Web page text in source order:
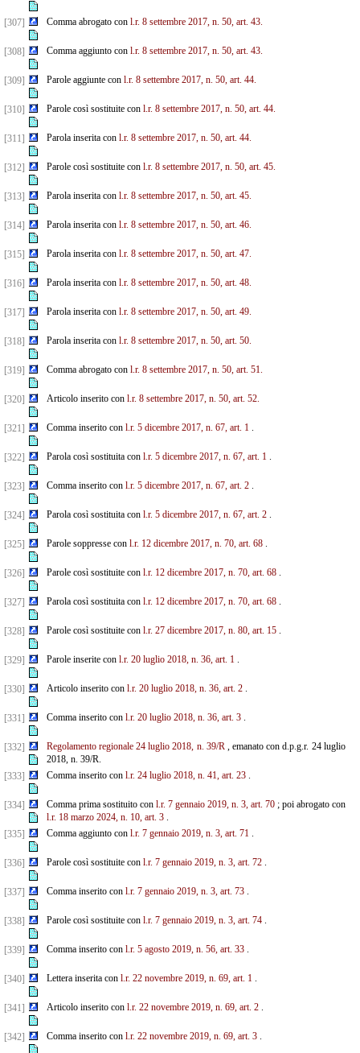
[307] Comma abrogato con l.r. 8 settembre 2017, n. 50, art. 43.
[308] Comma aggiunto con l.r. 8 settembre 2017, n. 50, art. 43.
[309] Parole aggiunte con l.r. 8 settembre 2017, n. 50, art. 44.
[310] Parole così sostituite con l.r. 8 settembre 2017, n. 50, art. 44.
[311] Parola inserita con l.r. 8 settembre 2017, n. 50, art. 44.
[312] Parole così sostituite con l.r. 8 settembre 2017, n. 50, art. 45.
[313] Parola inserita con l.r. 8 settembre 2017, n. 50, art. 45.
[314] Parola inserita con l.r. 8 settembre 2017, n. 50, art. 46.
[315] Parola inserita con l.r. 8 settembre 2017, n. 50, art. 47.
[316] Parola inserita con l.r. 8 settembre 2017, n. 50, art. 48.
[317] Parola inserita con l.r. 8 settembre 2017, n. 50, art. 49.
[318] Parola inserita con l.r. 8 settembre 2017, n. 50, art. 50.
[319] Comma abrogato con l.r. 8 settembre 2017, n. 50, art. 51.
[320] Articolo inserito con l.r. 8 settembre 2017, n. 50, art. 52.
[321] Comma inserito con l.r. 5 dicembre 2017, n. 67, art. 1.
[322] Parola così sostituita con l.r. 5 dicembre 2017, n. 67, art. 1.
[323] Comma inserito con l.r. 5 dicembre 2017, n. 67, art. 2.
[324] Parola così sostituita con l.r. 5 dicembre 2017, n. 67, art. 2.
[325] Parole soppresse con l.r. 12 dicembre 2017, n. 70, art. 68.
[326] Parole così sostituite con l.r. 12 dicembre 2017, n. 70, art. 68.
[327] Parola così sostituita con l.r. 12 dicembre 2017, n. 70, art. 68.
[328] Parole così sostituite con l.r. 27 dicembre 2017, n. 80, art. 15.
[329] Parole inserite con l.r. 20 luglio 2018, n. 36, art. 1.
[330] Articolo inserito con l.r. 20 luglio 2018, n. 36, art. 2.
[331] Comma inserito con l.r. 20 luglio 2018, n. 36, art. 3.
[332] Regolamento regionale 24 luglio 2018, n. 39/R, emanato con d.p.g.r. 24 luglio
2018, n. 39/R.
[333]
Comma inserito con l.r. 24 luglio 2018, n. 41, art. 23.
[334] Comma prima sostituito con l.r. 7 gennaio 2019, n. 3, art. 70; poi abrogato con
l.r. 18 marzo 2024, n. 10, art. 3.
[335]
Comma aggiunto con l.r. 7 gennaio 2019, n. 3, art. 71.
[336] Parole così sostituite con l.r. 7 gennaio 2019, n. 3, art. 72.
[337] Comma inserito con l.r. 7 gennaio 2019, n. 3, art. 73.
[338] Parole così sostituite con l.r. 7 gennaio 2019, n. 3, art. 74.
[339] Comma inserito con l.r. 5 agosto 2019, n. 56, art. 33.
[340] Lettera inserita con l.r. 22 novembre 2019, n. 69, art. 1.
[341] Articolo inserito con l.r. 22 novembre 2019, n. 69, art. 2.
[342] Comma inserito con l.r. 22 novembre 2019, n. 69, art. 3.